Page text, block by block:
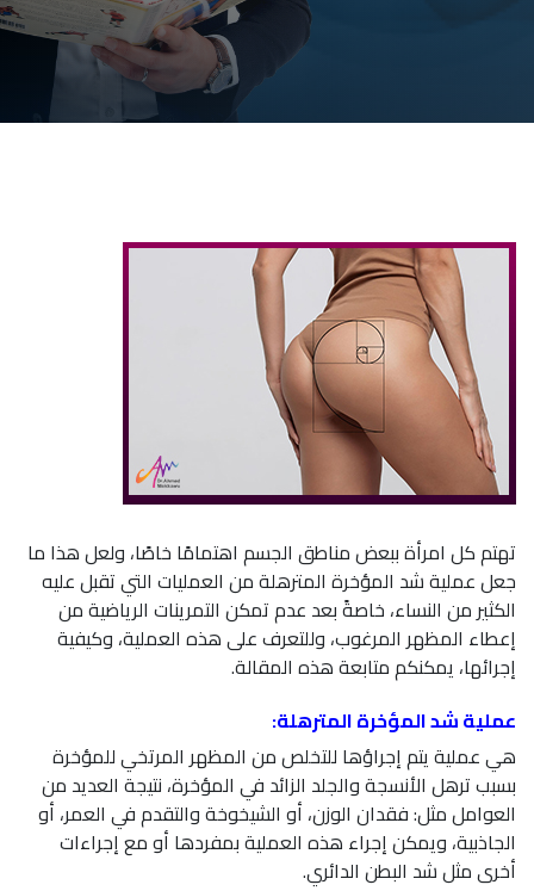
تهتم كل امرأة ببعض مناطق الجسم اهتمامًا خاصًا، ولعل هذا ما
جعل عملية شد المؤخرة المترهلة من العمليات التي تقبل عليه
الكثير من النساء، خاصةً بعد عدم تمكن التمرينات الرياضية من
إعطاء المظهر المرغوب، وللتعرف على هذه العملية، وكيفية
إجرائها، يمكنكم متابعة هذه المقالة.
عملية شد المؤخرة المترهلة:
هي عملية يتم إجراؤها للتخلص من المظهر المرتخي للمؤخرة
بسبب ترهل الأنسجة والجلد الزائد في المؤخرة، نتيجة العديد من
العوامل مثل: فقدان الوزن، أو الشيخوخة والتقدم في العمر، أو
الجاذبية، ويمكن إجراء هذه العملية بمفردها أو مع إجراءات
أخرى مثل شد البطن الدائري.